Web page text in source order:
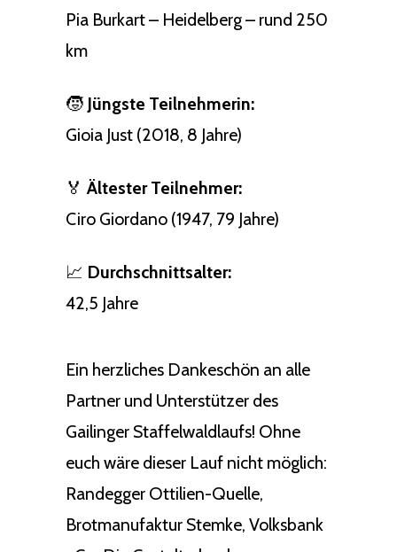
Pia Burkart – Heidelberg – rund 250
km
🧒 Jüngste Teilnehmerin:
Gioia Just (2018, 8 Jahre)
🏅 Ältester Teilnehmer:
Ciro Giordano (1947, 79 Jahre)
📈 Durchschnittsalter:
42,5 Jahre
Ein herzliches Dankeschön an alle
Partner und Unterstützer des
Gailinger Staffelwaldlaufs! Ohne
euch wäre dieser Lauf nicht möglich:
Randegger Ottilien-Quelle,
Brotmanufaktur Stemke, Volksbank